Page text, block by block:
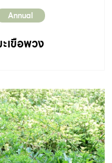
Annual
เขือพวง